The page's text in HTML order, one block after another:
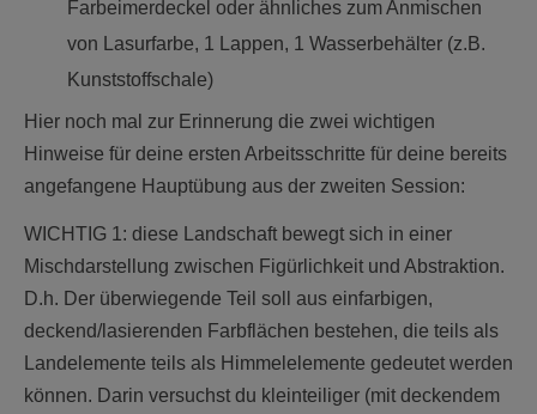
Farbeimerdeckel oder ähnliches zum Anmischen
von Lasurfarbe, 1 Lappen, 1 Wasserbehälter (z.B.
Kunststoffschale)
Hier noch mal zur Erinnerung die zwei wichtigen
Hinweise für deine ersten Arbeitsschritte für deine bereits
angefangene Hauptübung aus der zweiten Session:
WICHTIG 1: diese Landschaft bewegt sich in einer
Mischdarstellung zwischen Figürlichkeit und Abstraktion.
D.h. Der überwiegende Teil soll aus einfarbigen,
deckend/lasierenden Farbflächen bestehen, die teils als
Landelemente teils als Himmelelemente gedeutet werden
können. Darin versuchst du kleinteiliger (mit deckendem